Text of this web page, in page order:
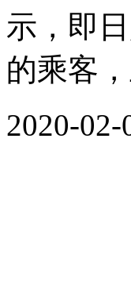
示，即
的乘客
2020-02-